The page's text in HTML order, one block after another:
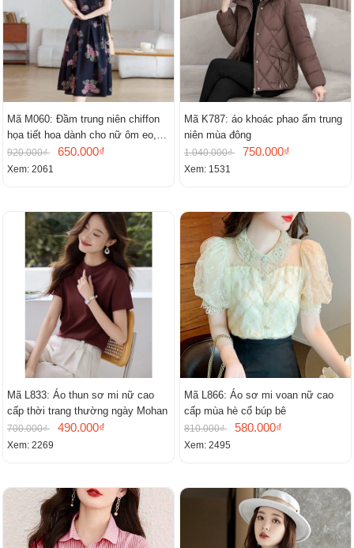
Mã M060: Đầm trung niên chiffon
họa tiết hoa dành cho nữ ôm eo,
cổ chữ V, đầm midi tay ngắn thanh
lịch.
920.000₫ 650.000₫
Xem: 2061
Mã K787: áo khoác phao ấm trung
niên mùa đông
1.040.000₫ 750.000₫
Xem: 1531
Mã L833: Áo thun sơ mi nữ cao
cấp thời trang thường ngày Mohan
700.000₫ 490.000₫
Xem: 2269
Mã L866: Áo sơ mi voan nữ cao
cấp mùa hè cổ búp bê
810.000₫ 580.000₫
Xem: 2495